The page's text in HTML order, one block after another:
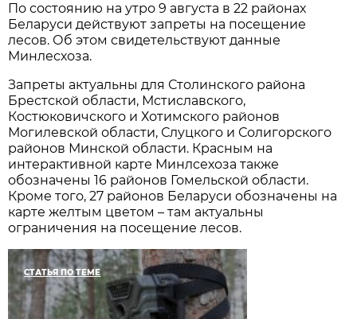
По состоянию на утро 9 августа в 22 районах
Беларуси действуют запреты на посещение
лесов. Об этом свидетельствуют данные
Минлесхоза.
Запреты актуальны для Столинского района
Брестской области, Мстиславского,
Костюковичского и Хотимского районов
Могилевской области, Слуцкого и Солигорского
районов Минской области. Красным на
интерактивной карте Минлсехоза также
обозначены 16 районов Гомельской области.
Кроме того, 27 районов Беларуси обозначены на
карте желтым цветом – там актуальны
ограничения на посещение лесов.
СТАТЬЯ ПО ТЕМЕ